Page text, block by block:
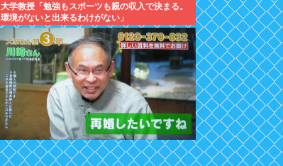
大学教授「勉強もスポーツも親の収入で決まる。
環境がないと出来るわけがない」